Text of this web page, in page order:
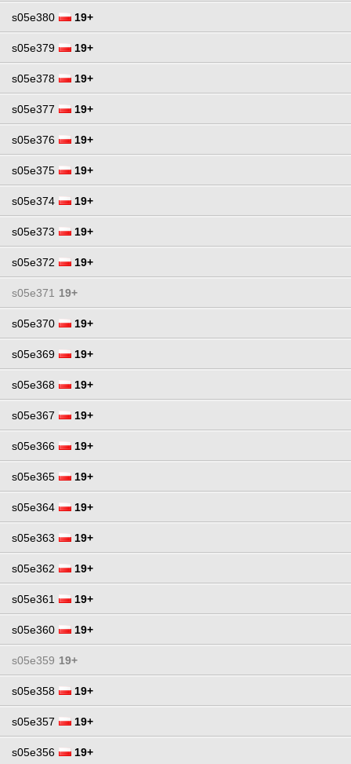
s05e380 19+
s05e379 19+
s05e378 19+
s05e377 19+
s05e376 19+
s05e375 19+
s05e374 19+
s05e373 19+
s05e372 19+
s05e371 19+
s05e370 19+
s05e369 19+
s05e368 19+
s05e367 19+
s05e366 19+
s05e365 19+
s05e364 19+
s05e363 19+
s05e362 19+
s05e361 19+
s05e360 19+
s05e359 19+
s05e358 19+
s05e357 19+
s05e356 19+